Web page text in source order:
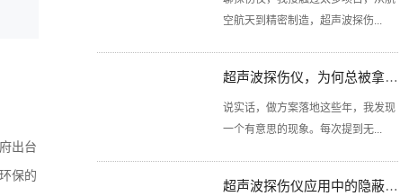
出台
保的